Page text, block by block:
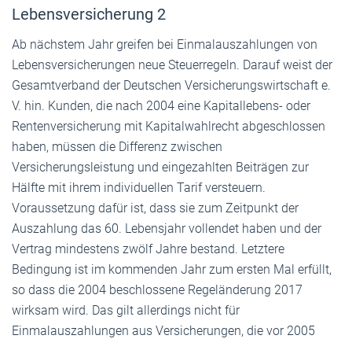
Lebensversicherung 2
Ab nächstem Jahr greifen bei Einmalauszahlungen von
Lebensversicherungen neue Steuerregeln. Darauf weist der
Gesamtverband der Deutschen Versicherungswirtschaft e.
V. hin. Kunden, die nach 2004 eine Kapitallebens- oder
Rentenversicherung mit Kapitalwahlrecht abgeschlossen
haben, müssen die Differenz zwischen
Versicherungsleistung und eingezahlten Beiträgen zur
Hälfte mit ihrem individuellen Tarif versteuern.
Voraussetzung dafür ist, dass sie zum Zeitpunkt der
Auszahlung das 60. Lebensjahr vollendet haben und der
Vertrag mindestens zwölf Jahre bestand. Letztere
Bedingung ist im kommenden Jahr zum ersten Mal erfüllt,
so dass die 2004 beschlossene Regeländerung 2017
wirksam wird. Das gilt allerdings nicht für
Einmalauszahlungen aus Versicherungen, die vor 2005